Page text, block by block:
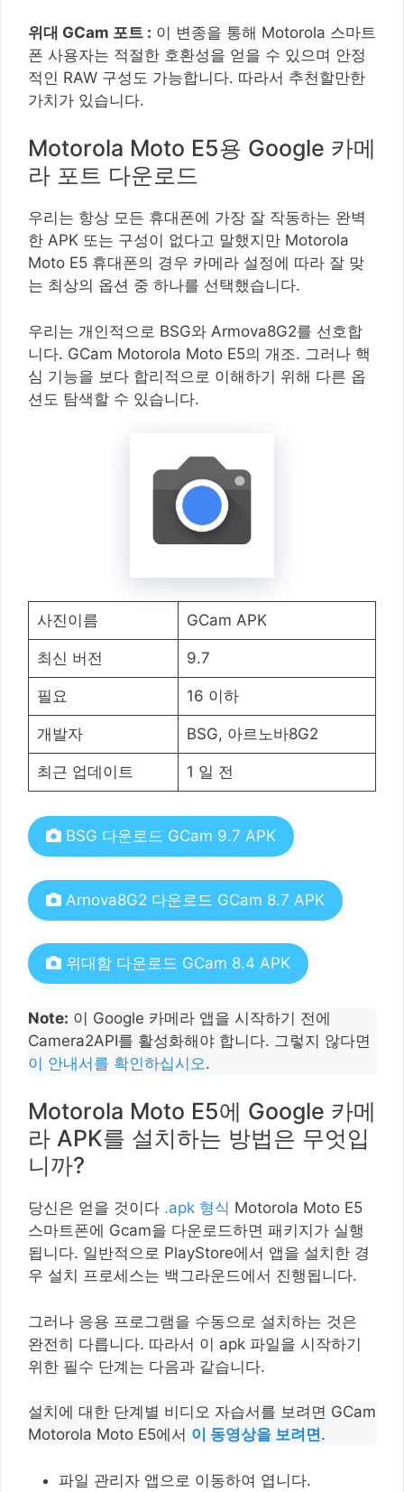
위대 GCam 포트 : 이 변종을 통해 Motorola 스마트
폰 사용자는 적절한 호환성을 얻을 수 있으며 안정
적인 RAW 구성도 가능합니다. 따라서 추천할만한
가치가 있습니다.
Motorola Moto E5용 Google 카메
라 포트 다운로드
우리는 항상 모든 휴대폰에 가장 잘 작동하는 완벽
한 APK 또는 구성이 없다고 말했지만 Motorola
Moto E5 휴대폰의 경우 카메라 설정에 따라 잘 맞
는 최상의 옵션 중 하나를 선택했습니다.
우리는 개인적으로 BSG와 Armova8G2를 선호합
니다. GCam Motorola Moto E5의 개조. 그러나 핵
심 기능을 보다 합리적으로 이해하기 위해 다른 옵
션도 탐색할 수 있습니다.
사진이름 GCam APK
최신 버전 9.7
필요 16 이하
개발자 BSG, 아르노바8G2
최근 업데이트 1 일 전
BSG 다운로드 GCam 9.7 APK
Arnova8G2 다운로드 GCam 8.7 APK
위대함 다운로드 GCam 8.4 APK
Note: 이 Google 카메라 앱을 시작하기 전에
Camera2API를 활성화해야 합니다. 그렇지 않다면
이 안내서를 확인하십시오.
Motorola Moto E5에 Google 카메
라 APK를 설치하는 방법은 무엇입
니까?
당신은 얻을 것이다 .apk 형식 Motorola Moto E5
스마트폰에 Gcam을 다운로드하면 패키지가 실행
됩니다. 일반적으로 PlayStore에서 앱을 설치한 경
우 설치 프로세스는 백그라운드에서 진행됩니다.
그러나 응용 프로그램을 수동으로 설치하는 것은
완전히 다릅니다. 따라서 이 apk 파일을 시작하기
위한 필수 단계는 다음과 같습니다.
설치에 대한 단계별 비디오 자습서를 보려면 GCam
Motorola Moto E5에서 이 동영상을 보려면.
파일 관리자 앱으로 이동하여 엽니다.